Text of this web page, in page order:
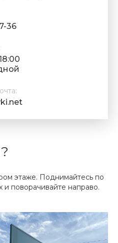
36
этаже. Поднимайтесь по
поворачивайте направо.